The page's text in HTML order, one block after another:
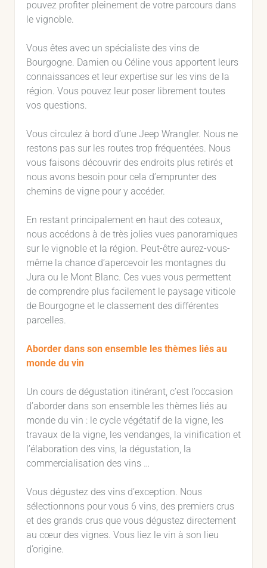
pouvez profiter pleinement de votre parcours dans
le vignoble.
Vous êtes avec un spécialiste des vins de
Bourgogne. Damien ou Céline vous apportent leurs
connaissances et leur expertise sur les vins de la
région. Vous pouvez leur poser librement toutes
vos questions.
Vous circulez à bord d’une Jeep Wrangler. Nous ne
restons pas sur les routes trop fréquentées. Nous
vous faisons découvrir des endroits plus retirés et
nous avons besoin pour cela d’emprunter des
chemins de vigne pour y accéder.
En restant principalement en haut des coteaux,
nous accédons à de très jolies vues panoramiques
sur le vignoble et la région. Peut-être aurez-vous-
même la chance d’apercevoir les montagnes du
Jura ou le Mont Blanc. Ces vues vous permettent
de comprendre plus facilement le paysage viticole
de Bourgogne et le classement des différentes
parcelles.
Aborder dans son ensemble les thèmes liés au
monde du vin
Un cours de dégustation itinérant, c’est l’occasion
d’aborder dans son ensemble les thèmes liés au
monde du vin : le cycle végétatif de la vigne, les
travaux de la vigne, les vendanges, la vinification et
l’élaboration des vins, la dégustation, la
commercialisation des vins …
Vous dégustez des vins d’exception. Nous
sélectionnons pour vous 6 vins, des premiers crus
et des grands crus que vous dégustez directement
au cœur des vignes. Vous liez le vin à son lieu
d’origine.